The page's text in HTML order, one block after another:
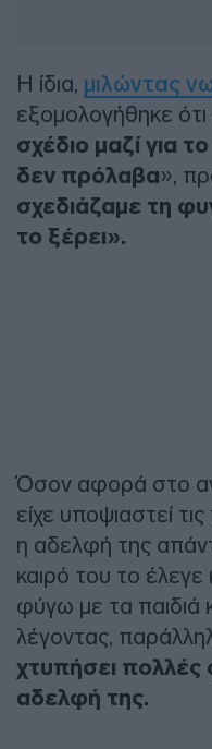
Η ίδια, μιλώντας
εξομολογήθηκε ότι
σχέδιο μαζί για
δεν πρόλαβα»,
σχεδιάζαμε τη
το ξέρει».
Όσον αφορά στο
είχε υποψιαστεί
η αδελφή της
καιρό του το
φύγω με τα παιδιά
λέγοντας,
χτυπήσει
αδελφή της.